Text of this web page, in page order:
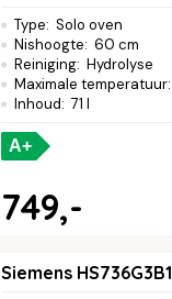
Type: Solo oven
Nishoogte: 60 cm
Reiniging: Hydrolyse
Maximale temperatuur:
Inhoud: 71 l
A+
749,-
Siemens HS736G3B1